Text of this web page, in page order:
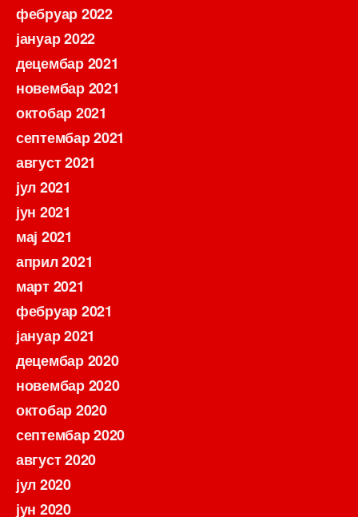
фебруар 2022
јануар 2022
децембар 2021
новембар 2021
октобар 2021
септембар 2021
август 2021
јул 2021
јун 2021
мај 2021
април 2021
март 2021
фебруар 2021
јануар 2021
децембар 2020
новембар 2020
октобар 2020
септембар 2020
август 2020
јул 2020
јун 2020